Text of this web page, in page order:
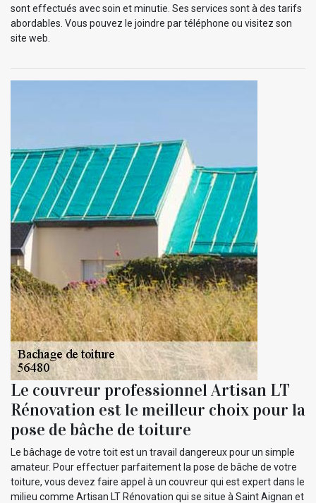
sont effectués avec soin et minutie. Ses services sont à des tarifs
abordables. Vous pouvez le joindre par téléphone ou visitez son
site web.
Le couvreur professionnel Artisan LT
Rénovation est le meilleur choix pour la
pose de bâche de toiture
Le bâchage de votre toit est un travail dangereux pour un simple
amateur. Pour effectuer parfaitement la pose de bâche de votre
toiture, vous devez faire appel à un couvreur qui est expert dans le
milieu comme Artisan LT Rénovation qui se situe à Saint Aignan et